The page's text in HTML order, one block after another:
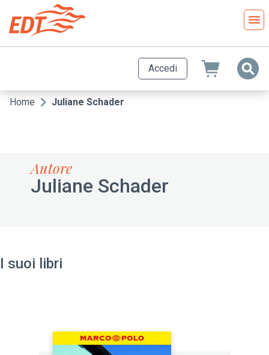
contenuto
principale
Accedi
Briciole
Home Juliane Schader
Autore
Juliane Schader
I suoi libri